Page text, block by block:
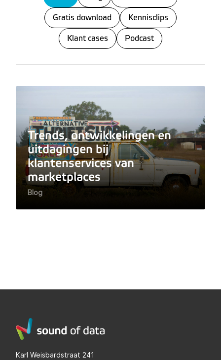
Gratis download Kennisclips
Klant cases Podcast
Trends, ontwikkelingen en
uitdagingen bij
klantenservices van
marketplaces
Blog
Karl Weisbardstraat 241